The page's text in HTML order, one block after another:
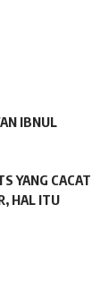
IBNUL
YANG CACAT
HAL ITU